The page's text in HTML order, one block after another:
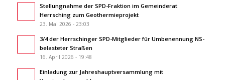
Stellungnahme der SPD-Fraktion im Gemeinderat
Herrsching zum Geothermieprojekt
23. Mai 2026 - 23:03
3/4 der Herrschinger SPD-Mitglieder für Umbenennung NS-
belasteter Straßen
16. April 2026 - 19:48
Einladung zur Jahreshauptversammlung mit